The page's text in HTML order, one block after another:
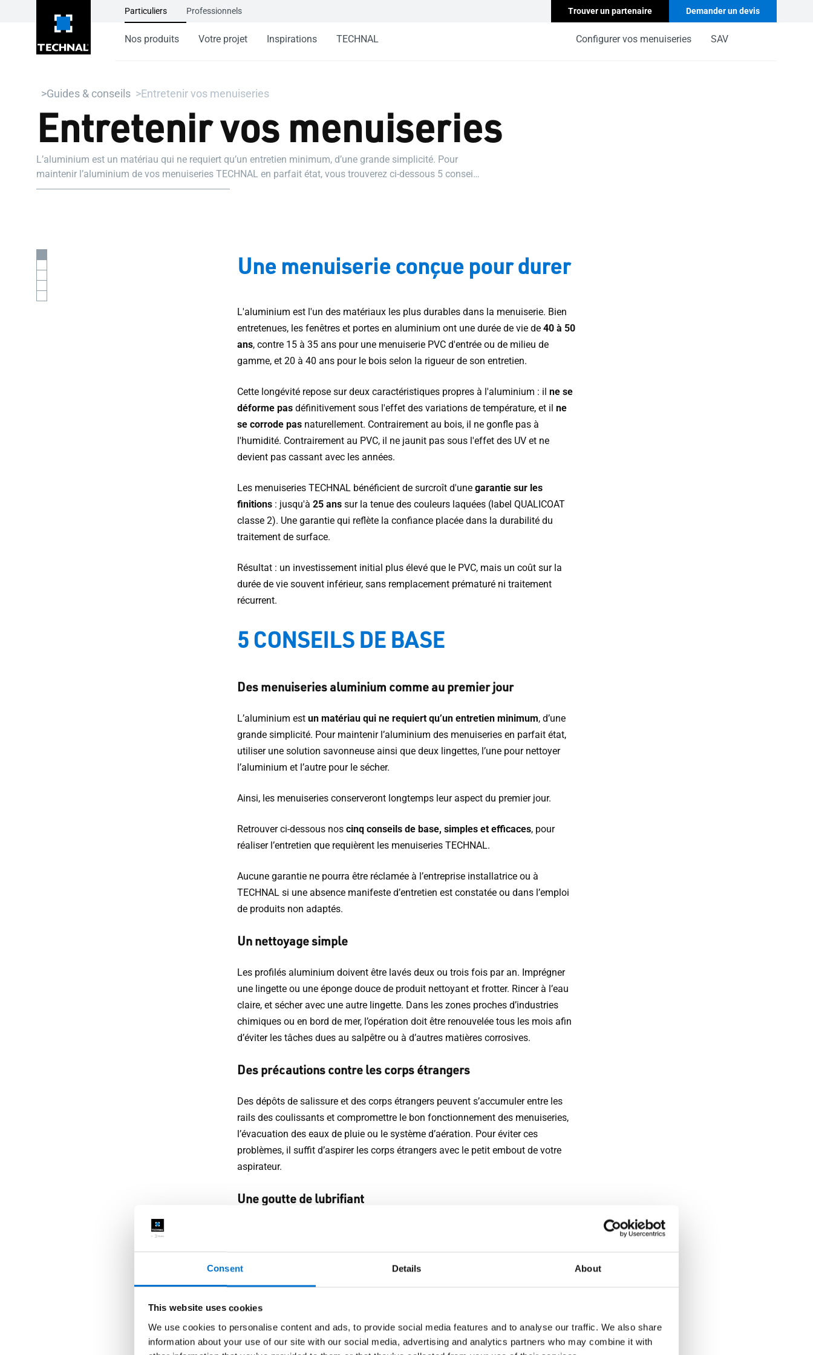
Consent Details About
This website uses cookies
We use cookies to personalise content and ads, to provide social media features and to analyse our traffic. We also share
information about your use of our site with our social media, advertising and analytics partners who may combine it with
Particuliers Professionnels Trouver un partenaire Demander un devis
Nos produits Votre projet Inspirations TECHNAL Configurer vos menuiseries SAV
Guides & conseils Entretenir vos menuiseries
Entretenir vos menuiseries
L’aluminium est un matériau qui ne requiert qu’un entretien minimum, d’une grande simplicité. Pour
maintenir l’aluminium de vos menuiseries TECHNAL en parfait état, vous trouverez ci-dessous 5 conseils
simples et efficaces.
Une menuiserie conçue pour durer
L'aluminium est l'un des matériaux les plus durables dans la menuiserie. Bien
entretenues, les fenêtres et portes en aluminium ont une durée de vie de 40 à 50
ans, contre 15 à 35 ans pour une menuiserie PVC d'entrée ou de milieu de
gamme, et 20 à 40 ans pour le bois selon la rigueur de son entretien.
Cette longévité repose sur deux caractéristiques propres à l'aluminium : il ne se
déforme pas définitivement sous l'effet des variations de température, et il ne
se corrode pas naturellement. Contrairement au bois, il ne gonfle pas à
l'humidité. Contrairement au PVC, il ne jaunit pas sous l'effet des UV et ne
devient pas cassant avec les années.
Les menuiseries TECHNAL bénéficient de surcroît d'une garantie sur les
finitions : jusqu'à 25 ans sur la tenue des couleurs laquées (label QUALICOAT
classe 2). Une garantie qui reflète la confiance placée dans la durabilité du
traitement de surface.
Résultat : un investissement initial plus élevé que le PVC, mais un coût sur la
durée de vie souvent inférieur, sans remplacement prématuré ni traitement
récurrent.
5 CONSEILS DE BASE
Des menuiseries aluminium comme au premier jour
L’aluminium est un matériau qui ne requiert qu’un entretien minimum, d’une
grande simplicité. Pour maintenir l’aluminium des menuiseries en parfait état,
utiliser une solution savonneuse ainsi que deux lingettes, l’une pour nettoyer
l’aluminium et l’autre pour le sécher.
Ainsi, les menuiseries conserveront longtemps leur aspect du premier jour.
Retrouver ci-dessous nos cinq conseils de base, simples et efficaces, pour
réaliser l’entretien que requièrent les menuiseries TECHNAL.
Aucune garantie ne pourra être réclamée à l’entreprise installatrice ou à
TECHNAL si une absence manifeste d’entretien est constatée ou dans l’emploi
de produits non adaptés.
Un nettoyage simple
Les profilés aluminium doivent être lavés deux ou trois fois par an. Imprégner
une lingette ou une éponge douce de produit nettoyant et frotter. Rincer à l’eau
claire, et sécher avec une autre lingette. Dans les zones proches d’industries
chimiques ou en bord de mer, l’opération doit être renouvelée tous les mois afin
d’éviter les tâches dues au salpêtre ou à d’autres matières corrosives.
Des précautions contre les corps étrangers
Des dépôts de salissure et des corps étrangers peuvent s’accumuler entre les
rails des coulissants et compromettre le bon fonctionnement des menuiseries,
l’évacuation des eaux de pluie ou le système d’aération. Pour éviter ces
problèmes, il suffit d’aspirer les corps étrangers avec le petit embout de votre
aspirateur.
Une goutte de lubrifiant
d’utiliser un pinceau afin que le lubrifiant pénètre mieux. Attention : ne pas
Mieux vaut prévenir